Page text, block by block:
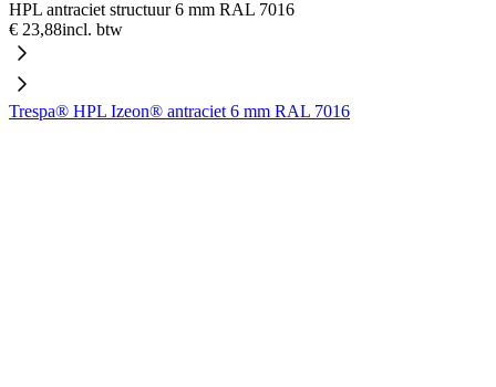
HPL antraciet structuur 6 mm RAL 7016
€ 23,88incl. btw
Trespa® HPL Izeon® antraciet 6 mm RAL 7016